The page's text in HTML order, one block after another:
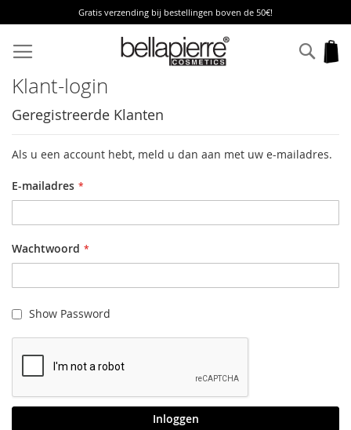
Gratis verzending bij bestellingen boven de 50€!
naar
de
inhoud
Zoek
Klant-login
Geregistreerde Klanten
Als u een account hebt, meld u dan aan met uw e-mailadres.
E-mailadres
Wachtwoord
Show Password
Inloggen